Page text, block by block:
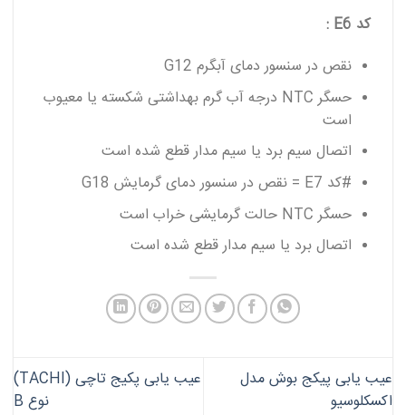
کد E6 :
نقص در سنسور دمای آبگرم G12
حسگر NTC درجه آب گرم بهداشتی شکسته یا معیوب
است
اتصال سیم برد یا سیم مدار قطع شده است
#کد E7 = نقص در سنسور دمای گرمایش G18
حسگر NTC حالت گرمایشی خراب است
اتصال برد یا سیم مدار قطع شده است
عیب یابی پیکج بوش مدل
اکسکلوسیو
عیب یابی پکیج تاچی (TACHI)
نوع B